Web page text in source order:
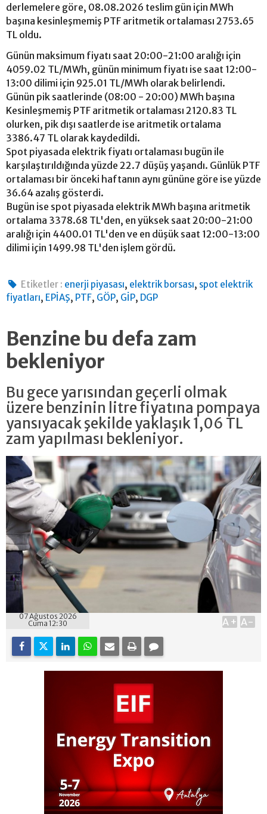
derlemelere göre, 08.08.2026 teslim gün için MWh
başına kesinleşmemiş PTF aritmetik ortalaması 2753.65
TL oldu.
Günün maksimum fiyatı saat 20:00-21:00 aralığı için
4059.02 TL/MWh, günün minimum fiyatı ise saat 12:00-
13:00 dilimi için 925.01 TL/MWh olarak belirlendi.
Günün pik saatlerinde (08:00 - 20:00) MWh başına
Kesinleşmemiş PTF aritmetik ortalaması 2120.83 TL
olurken, pik dışı saatlerde ise aritmetik ortalama
3386.47 TL olarak kaydedildi.
Spot piyasada elektrik fiyatı ortalaması bugün ile
karşılaştırıldığında yüzde 22.7 düşüş yaşandı. Günlük PTF
ortalaması bir önceki haftanın aynı gününe göre ise yüzde
36.64 azalış gösterdi.
Bugün ise spot piyasada elektrik MWh başına aritmetik
ortalama 3378.68 TL'den, en yüksek saat 20:00-21:00
aralığı için 4400.01 TL'den ve en düşük saat 12:00-13:00
dilimi için 1499.98 TL'den işlem gördü.
Etiketler : enerji piyasası, elektrik borsası, spot elektrik
fiyatları, EPİAŞ, PTF, GÖP, GİP, DGP
Benzine bu defa zam
bekleniyor
Bu gece yarısından geçerli olmak
üzere benzinin litre fiyatına pompaya
yansıyacak şekilde yaklaşık 1,06 TL
zam yapılması bekleniyor.
07 Ağustos 2026
Cuma 12:30
A+ A-